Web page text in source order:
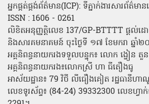
អ្នកផ្គត់ផ្គង់ព័ត៌មាន(ICP): ទីភ្នាក់ងារសារព័ត៌ម
ISSN : 1606 - 0261
លិខិតអនុញ្ញត្តិលេខ 137/GP-BTTTT ផ្តល់
និងសារគមនាគមន៍ ចុះថ្ងៃទី ១៧ ខែមករា ឆ្នាំ
អគ្គនិពន្ធនាយករងទទួលបន្ទុក៖ លោក ង្វៀន តួ
អគ្គនិពន្ធនាយករង៖លោកស្រី ហា ធីតឿងធូ
អាស័យដ្ឋាន៖ 79 វិថី លីធឿងគៀត រដ្ឋធានីហ
លេខទូរស័ព្ទ៖ (84-24) 39332300 លេខហ្វា